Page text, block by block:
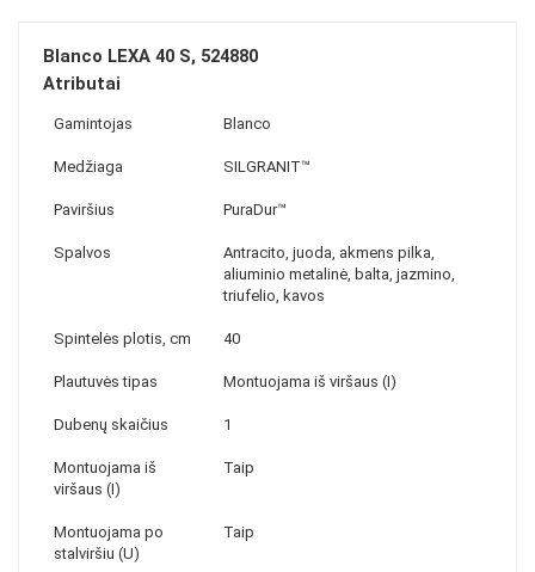
Blanco LEXA 40 S, 524880
Atributai
Gamintojas Blanco
Medžiaga SILGRANIT™
Paviršius PuraDur™
Spalvos
Antracito, juoda, akmens pilka,
aliuminio metalinė, balta, jazmino,
triufelio, kavos
Spintelės plotis, cm 40
Plautuvės tipas Montuojama iš viršaus (I)
Dubenų skaičius 1
Montuojama iš
viršaus (I)
Taip
Montuojama po
stalviršiu (U)
Taip